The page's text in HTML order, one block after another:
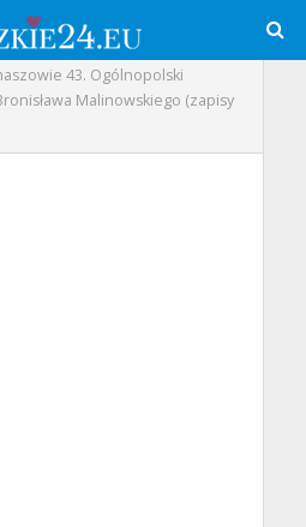
43. Ogólnopolski
Malinowskiego (zapisy